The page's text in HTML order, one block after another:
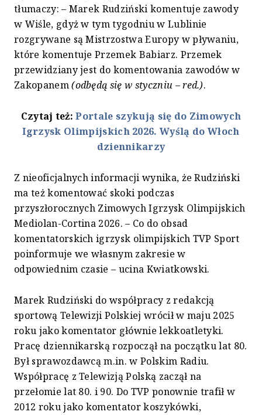
tłumaczy: – Marek Rudziński komentuje zawody
w Wiśle, gdyż w tym tygodniu w Lublinie
rozgrywane są Mistrzostwa Europy w pływaniu,
które komentuje Przemek Babiarz. Przemek
przewidziany jest do komentowania zawodów w
Zakopanem(odbędą się w styczniu – red.).
Czytaj też:Portale szykują się do Zimowych
Igrzysk Olimpijskich 2026. Wyślą do Włoch
dziennikarzy
Z nieoficjalnych informacji wynika, że Rudziński
ma też komentować skoki podczas
przyszłorocznych Zimowych Igrzysk Olimpijskich
Mediolan-Cortina 2026. – Co do obsad
komentatorskich igrzysk olimpijskich TVP Sport
poinformuje we własnym zakresie w
odpowiednim czasie – ucina Kwiatkowski.
Marek Rudziński do współpracy z redakcją
sportową Telewizji Polskiej wrócił w maju 2025
roku jako komentator głównie lekkoatletyki.
Pracę dziennikarską rozpoczął na początku lat 80.
Był sprawozdawcą m.in. w Polskim Radiu.
Współpracę z Telewizją Polską zaczął na
przełomie lat 80. i 90. Do TVP ponownie trafił w
2012 roku jako komentator koszykówki,